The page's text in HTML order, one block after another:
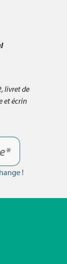
livret de
et écrin
!